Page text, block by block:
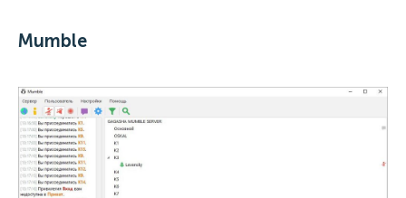
Mumble